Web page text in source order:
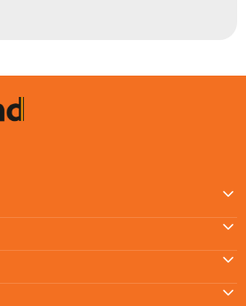
обеспечивает
рисунка, обеспечивая
Структура натурального
вид, усиленный
отражение всех деталей
добавляя аутентичности всей